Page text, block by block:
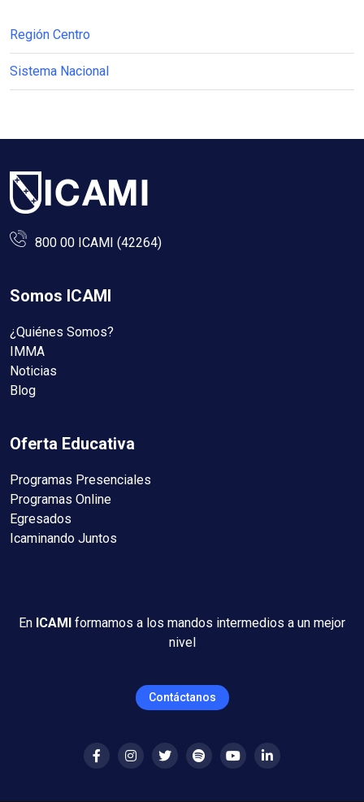
Región Centro
Sistema Nacional
800 00 ICAMI (42264)
Somos ICAMI
¿Quiénes Somos?
IMMA
Noticias
Blog
Oferta Educativa
Programas Presenciales
Programas Online
Egresados
Icaminando Juntos
En ICAMI formamos a los mandos intermedios a un mejor
nivel
Contáctanos